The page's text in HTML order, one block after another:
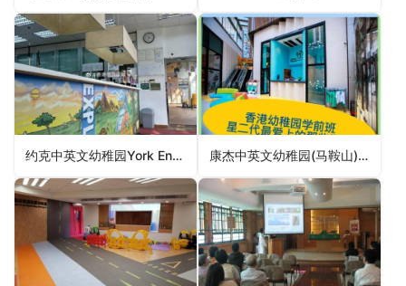
约克中英文幼稚园York English and Chinese Kindergarten（九龙城区幼稚园） 康杰中英文幼稚园(马鞍山)Good Health Anglo – Chinese Kindergarten (Ma On Shan)（沙田区幼稚园）